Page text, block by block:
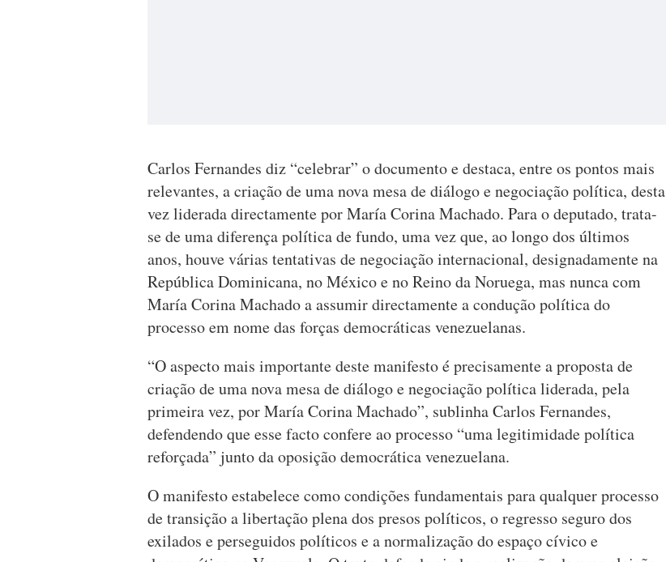
Carlos Fernandes diz “celebrar” o documento e destaca, entre os pontos mais
relevantes, a criação de uma nova mesa de diálogo e negociação política, desta
vez liderada directamente por María Corina Machado. Para o deputado, trata-
se de uma diferença política de fundo, uma vez que, ao longo dos últimos
anos, houve várias tentativas de negociação internacional, designadamente na
República Dominicana, no México e no Reino da Noruega, mas nunca com
María Corina Machado a assumir directamente a condução política do
processo em nome das forças democráticas venezuelanas.
“O aspecto mais importante deste manifesto é precisamente a proposta de
criação de uma nova mesa de diálogo e negociação política liderada, pela
primeira vez, por María Corina Machado”, sublinha Carlos Fernandes,
defendendo que esse facto confere ao processo “uma legitimidade política
reforçada” junto da oposição democrática venezuelana.
O manifesto estabelece como condições fundamentais para qualquer processo
de transição a libertação plena dos presos políticos, o regresso seguro dos
exilados e perseguidos políticos e a normalização do espaço cívico e